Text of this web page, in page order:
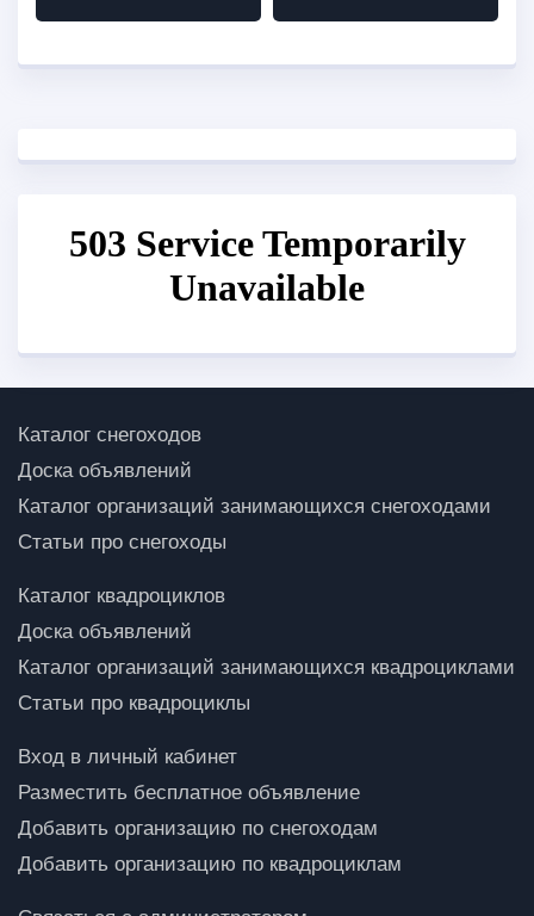
Каталог снегоходов
Доска объявлений
Каталог организаций занимающихся снегоходами
Статьи про снегоходы
Каталог квадроциклов
Доска объявлений
Каталог организаций занимающихся квадроциклами
Статьи про квадроциклы
Вход в личный кабинет
Разместить бесплатное объявление
Добавить организацию по снегоходам
Добавить организацию по квадроциклам